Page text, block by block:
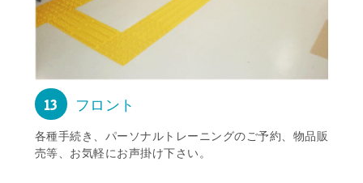
13 フロント
各種手続き、パーソナルトレーニングのご予約、物品販
売等、お気軽にお声掛け下さい。